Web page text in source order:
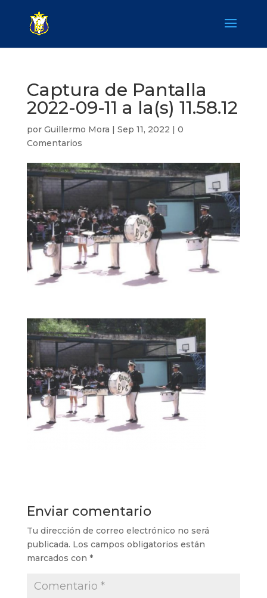
Captura de Pantalla
2022-09-11 a la(s) 11.58.12
por Guillermo Mora | Sep 11, 2022 | 0
Comentarios
Enviar comentario
Tu dirección de correo electrónico no será
publicada. Los campos obligatorios están
marcados con *